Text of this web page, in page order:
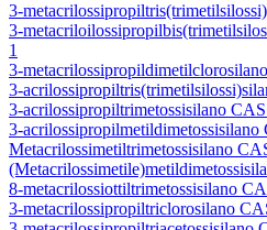
3-
3-
1
3-
3-
3-acrilossipropiltrimetossisilano
3-
Metacrilossimetiltrimetossisilano
8-metacrilossiottiltrimetossisilano
3-metacrilossipropiltriclorosilano